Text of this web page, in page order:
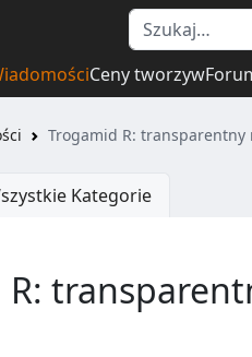
Ceny tworzyw
Trogamid R: transparentny
Kategorie